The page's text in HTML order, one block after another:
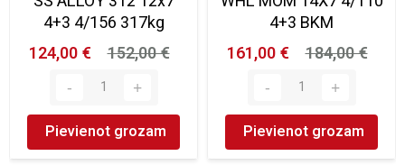
4+3 4/156 317kg
124,00 €
152,00 €
Pievienot grozam
4+3 BKM
161,00 €
184,00 €
Pievienot grozam